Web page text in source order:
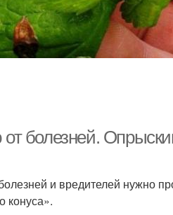
болезней.
и вредителей нужно
конуса».